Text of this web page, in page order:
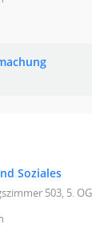
Soziales
503, 5.